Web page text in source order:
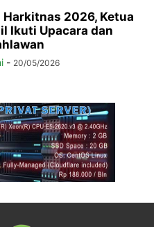
2026, Ketua
Ikuti Upacara dan
- 20/05/2026